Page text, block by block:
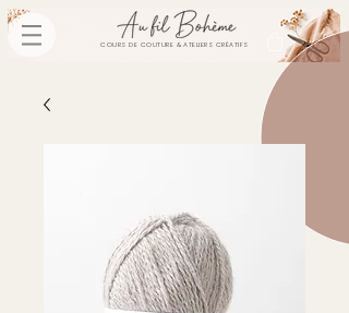
COURS DE COUTURE & ATELIERS CRÉATIFS